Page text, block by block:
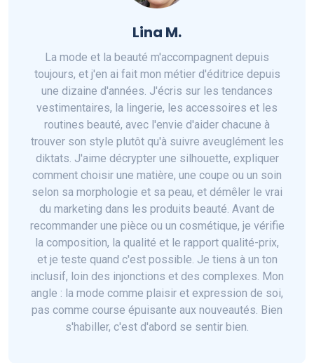
Lina M.
La mode et la beauté m'accompagnent depuis
toujours, et j'en ai fait mon métier d'éditrice depuis
une dizaine d'années. J'écris sur les tendances
vestimentaires, la lingerie, les accessoires et les
routines beauté, avec l'envie d'aider chacune à
trouver son style plutôt qu'à suivre aveuglément les
diktats. J'aime décrypter une silhouette, expliquer
comment choisir une matière, une coupe ou un soin
selon sa morphologie et sa peau, et démêler le vrai
du marketing dans les produits beauté. Avant de
recommander une pièce ou un cosmétique, je vérifie
la composition, la qualité et le rapport qualité-prix,
et je teste quand c'est possible. Je tiens à un ton
inclusif, loin des injonctions et des complexes. Mon
angle : la mode comme plaisir et expression de soi,
pas comme course épuisante aux nouveautés. Bien
s'habiller, c'est d'abord se sentir bien.